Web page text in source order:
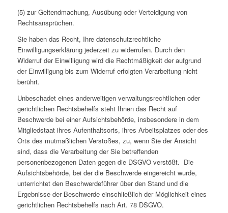
(5) zur Geltendmachung, Ausübung oder Verteidigung von
Rechtsansprüchen.
Sie haben das Recht, Ihre datenschutzrechtliche
Einwilligungserklärung jederzeit zu widerrufen. Durch den
Widerruf der Einwilligung wird die Rechtmäßigkeit der aufgrund
der Einwilligung bis zum Widerruf erfolgten Verarbeitung nicht
berührt.
Unbeschadet eines anderweitigen verwaltungsrechtlichen oder
gerichtlichen Rechtsbehelfs steht Ihnen das Recht auf
Beschwerde bei einer Aufsichtsbehörde, insbesondere in dem
Mitgliedstaat ihres Aufenthaltsorts, ihres Arbeitsplatzes oder des
Orts des mutmaßlichen Verstoßes, zu, wenn Sie der Ansicht
sind, dass die Verarbeitung der Sie betreffenden
personenbezogenen Daten gegen die DSGVO verstößt. Die
Aufsichtsbehörde, bei der die Beschwerde eingereicht wurde,
unterrichtet den Beschwerdeführer über den Stand und die
Ergebnisse der Beschwerde einschließlich der Möglichkeit eines
gerichtlichen Rechtsbehelfs nach Art. 78 DSGVO.